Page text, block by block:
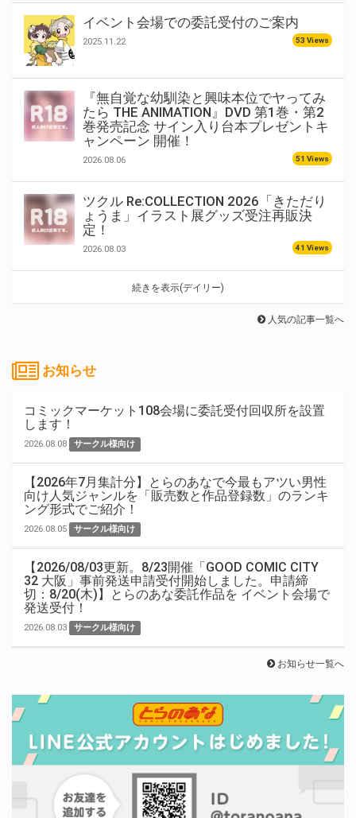
イベント会場での委託受付のご案内
2025.11.22 53 Views
『無自覚な幼馴染と興味本位でヤってみ
たら THE ANIMATION』DVD 第1巻・第2
巻発売記念 サイン入り台本プレゼントキ
ャンペーン 開催！
2026.08.06 51 Views
ツクル Re:COLLECTION 2026「きただり
ょうま」イラスト展グッズ受注再販決
定！
2026.08.03 41 Views
続きを表示(デイリー)
人気の記事一覧へ
お知らせ
コミックマーケット108会場に委託受付回収所を設置
します！
2026.08.08 サークル様向け
【2026年7月集計分】とらのあなで今最もアツい男性
向け人気ジャンルを「販売数と作品登録数」のランキ
ング形式でご紹介！
2026.08.05 サークル様向け
【2026/08/03更新。8/23開催「GOOD COMIC CITY
32 大阪」事前発送申請受付開始しました。申請締
切：8/20(木)】とらのあな委託作品を イベント会場で
発送受付！
2026.08.03 サークル様向け
お知らせ一覧へ